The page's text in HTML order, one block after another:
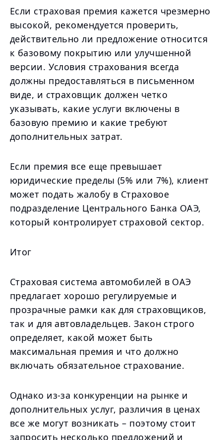
Если страховая премия кажется чрезмерно
высокой, рекомендуется проверить,
действительно ли предложение относится
к базовому покрытию или улучшенной
версии. Условия страхования всегда
должны предоставляться в письменном
виде, и страховщик должен четко
указывать, какие услуги включены в
базовую премию и какие требуют
дополнительных затрат.
Если премия все еще превышает
юридические пределы (5% или 7%), клиент
может подать жалобу в Страховое
подразделение Центрального Банка ОАЭ,
который контролирует страховой сектор.
Итог
Страховая система автомобилей в ОАЭ
предлагает хорошо регулируемые и
прозрачные рамки как для страховщиков,
так и для автовладельцев. Закон строго
определяет, какой может быть
максимальная премия и что должно
включать обязательное страхование.
Однако из-за конкуренции на рынке и
дополнительных услуг, различия в ценах
все же могут возникать – поэтому стоит
запросить несколько предложений и